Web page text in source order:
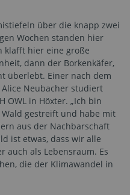
über die knapp zwei
Wochen standen hier
klafft hier eine große
dann der Borkenkäfer,
überlebt. Einer nach dem
Neubacher studiert
OWL in Höxter. „Ich bin
gestreift und habe mit
aus der Nachbarschaft
ist etwas, dass wir alle
auch als Lebensraum. Es
die der Klimawandel in